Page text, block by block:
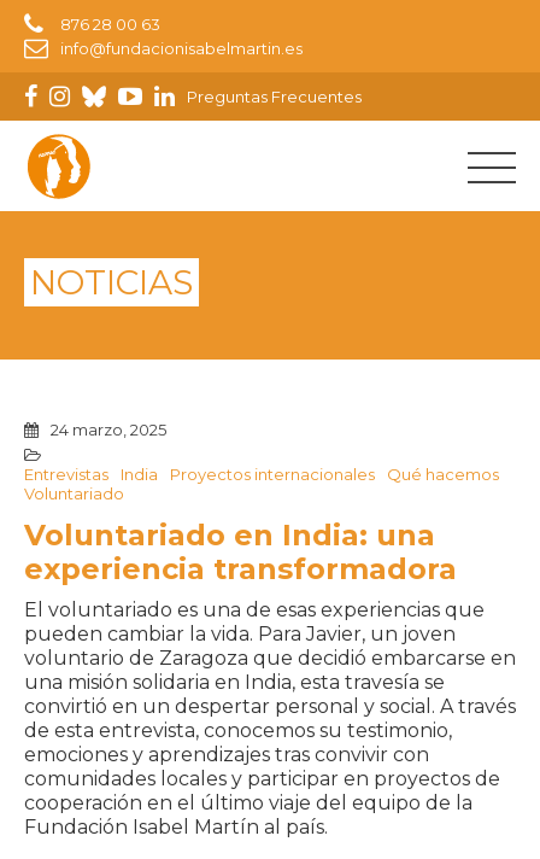
876 28 00 63
info@fundacionisabelmartin.es
Preguntas Frecuentes
NOTICIAS
24 marzo, 2025
Entrevistas India Proyectos internacionales
Qué hacemos
Voluntariado
Voluntariado en India: una
experiencia transformadora
El voluntariado es una de esas experiencias que
pueden cambiar la vida. Para Javier, un joven
voluntario de Zaragoza que decidió embarcarse en
una misión solidaria en India, esta travesía se
convirtió en un despertar personal y social. A través
de esta entrevista, conocemos su testimonio,
emociones y aprendizajes tras convivir con
comunidades locales y participar en proyectos de
cooperación en el último viaje del equipo de la
Fundación Isabel Martín al país.